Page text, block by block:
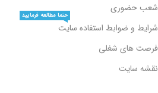
شعب حضوری
شرایط و ضوابط استفاده سایت
حتما مطالعه فرمایید
فرصت های شغلی
نقشه سایت